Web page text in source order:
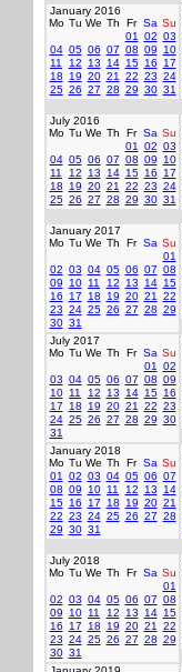
January 2016
Mo Tu We Th Fr Sa Su
01
02 03
04 05 06 07 08 09
10
11
12 13 14 15 16
17
18
19 20 21 22 23 24
25 26 27 28 29 30 31
July 2016
Mo Tu We Th Fr Sa Su
01
02 03
04 05 06 07 08 09
10
11
12 13 14 15 16
17
18
19 20 21 22 23 24
25 26 27 28 29 30 31
January 2017
Mo Tu We Th Fr Sa Su
01
02 03 04 05 06 07 08
09
10 11 12 13 14 15
16
17 18 19 20 21
22
23 24 25 26 27 28 29
30 31
July 2017
Mo Tu We Th Fr Sa Su
01
02
03 04 05 06 07 08 09
10 11 12 13 14 15 16
17
18 19 20 21 22 23
24 25 26 27 28 29 30
31
January 2018
Mo Tu We Th Fr Sa Su
01
02 03 04 05 06 07
08 09 10 11 12 13
14
15 16 17 18 19 20 21
22 23 24 25 26 27 28
29 30 31
July 2018
Mo Tu We Th Fr Sa Su
01
02 03 04 05 06 07 08
09
10 11 12 13 14 15
16
17 18 19 20 21
22
23 24 25 26 27 28 29
30 31